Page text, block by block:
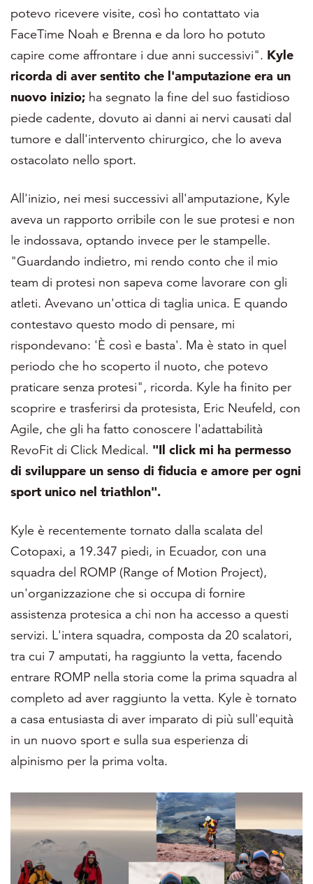
potevo ricevere visite, così ho contattato via
FaceTime Noah e Brenna e da loro ho potuto
capire come affrontare i due anni successivi". Kyle
ricorda di aver sentito che l'amputazione era un
nuovo inizio; ha segnato la fine del suo fastidioso
piede cadente, dovuto ai danni ai nervi causati dal
tumore e dall'intervento chirurgico, che lo aveva
ostacolato nello sport.
All'inizio, nei mesi successivi all'amputazione, Kyle
aveva un rapporto orribile con le sue protesi e non
le indossava, optando invece per le stampelle.
"Guardando indietro, mi rendo conto che il mio
team di protesi non sapeva come lavorare con gli
atleti. Avevano un'ottica di taglia unica. E quando
contestavo questo modo di pensare, mi
rispondevano: 'È così e basta'. Ma è stato in quel
periodo che ho scoperto il nuoto, che potevo
praticare senza protesi", ricorda. Kyle ha finito per
scoprire e trasferirsi da protesista, Eric Neufeld, con
Agile, che gli ha fatto conoscere l'adattabilità
RevoFit di Click Medical. "Il click mi ha permesso
di sviluppare un senso di fiducia e amore per ogni
sport unico nel triathlon".
Kyle è recentemente tornato dalla scalata del
Cotopaxi, a 19.347 piedi, in Ecuador, con una
squadra del ROMP (Range of Motion Project),
un'organizzazione che si occupa di fornire
assistenza protesica a chi non ha accesso a questi
servizi. L'intera squadra, composta da 20 scalatori,
tra cui 7 amputati, ha raggiunto la vetta, facendo
entrare ROMP nella storia come la prima squadra al
completo ad aver raggiunto la vetta. Kyle è tornato
a casa entusiasta di aver imparato di più sull'equità
in un nuovo sport e sulla sua esperienza di
alpinismo per la prima volta.